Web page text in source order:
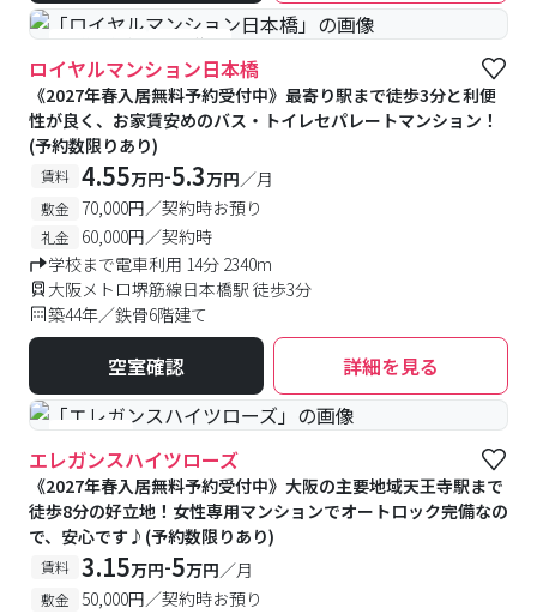
#予約受付中 #空室待ち
ロイヤルマンション日本橋
《2027年春入居無料予約受付中》最寄り駅まで徒歩3分と利便
性が良く、お家賃安めのバス・トイレセパレートマンション！
(予約数限りあり)
賃料 4.55万円-5.3万円／月
敷金 70,000円／契約時お預り
礼金
60,000円／契約時
学校まで電車利用 14分 2340m
大阪メトロ堺筋線日本橋駅 徒歩3分
築44年／鉄骨6階建て
空室確認 詳細を見る
#女性専用
エレガンスハイツローズ
《2027年春入居無料予約受付中》大阪の主要地域天王寺駅まで
徒歩8分の好立地！女性専用マンションでオートロック完備なの
で、安心です♪(予約数限りあり)
賃料 3.15万円-5万円／月
敷金 50,000円／契約時お預り